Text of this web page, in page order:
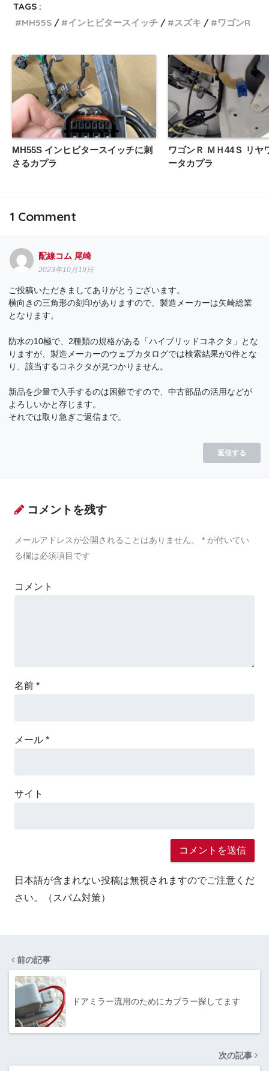
TAGS :
MH55S
インヒビタースイッチ スズキ ワゴンR
MH55S インヒビタースイッチに刺
さるカプラ
ワゴンＲ ＭＨ44Ｓ リヤ
ータカプラ
1 Comment
配線コム 尾崎
2023年10月19日
ご投稿いただきましてありがとうございます。
横向きの三角形の刻印がありますので、製造メーカーは矢崎総業
となります。
防水の10極で、2種類の規格がある「ハイブリッドコネクタ」とな
りますが、製造メーカーのウェブカタログでは検索結果が0件とな
り、該当するコネクタが見つかりません。
新品を少量で入手するのは困難ですので、中古部品の活用などが
よろしいかと存じます。
それでは取り急ぎご返信まで。
返信する
コメントを残す
メールアドレスが公開されることはありません。 * が付いてい
る欄は必須項目です
コメント
名前 *
メール *
サイト
日本語が含まれない投稿は無視されますのでご注意くだ
さい。（スパム対策）
前の記事
ドアミラー流用のためにカプラー探してます
次の記事